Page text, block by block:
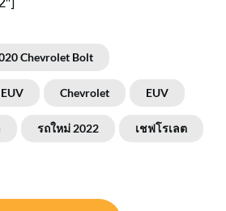
Chevrolet Bolt
Chevrolet EUV
รถใหม่ 2022 เชฟโรเลต